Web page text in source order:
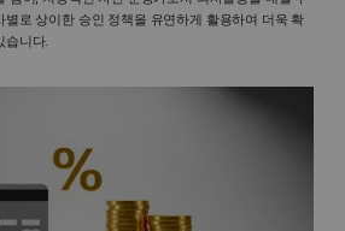
별로 상이한 승인 정책을 유연하게 활용하여 더욱 확
습니다.